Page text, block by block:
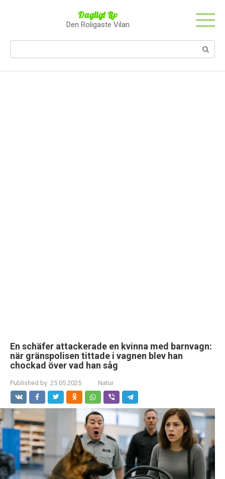
Dagligt Liv
Den Roligaste Vilan
En schäfer attackerade en kvinna med barnvagn:
när gränspolisen tittade i vagnen blev han
chockad över vad han såg
Published by: 25.05.2025 Natur